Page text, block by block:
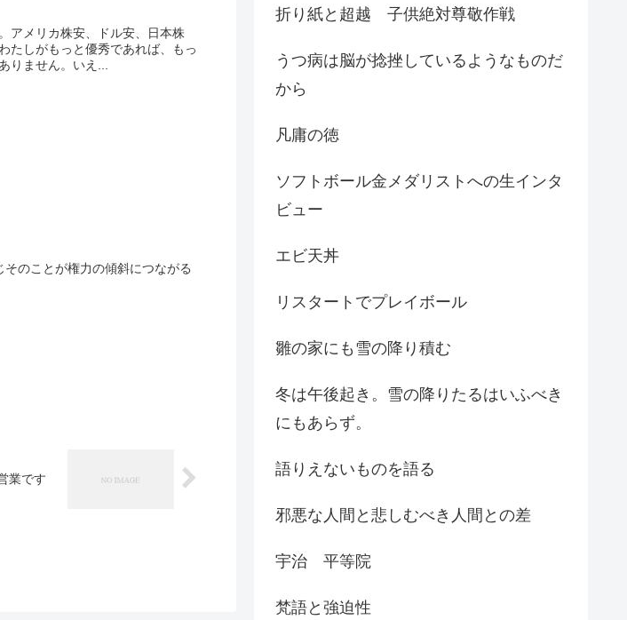
アメリカ株安、ドル安、日本株
たしがもっと優秀であれば、もっ
りません。いえ...
のことが権力の傾斜につながる
業です
折り紙と超越 子供絶対尊敬作戦
うつ病は脳が捻挫しているようなものだ
から
凡庸の徳
ソフトボール金メダリストへの生インタ
ビュー
エビ天丼
リスタートでプレイボール
雛の家にも雪の降り積む
冬は午後起き。雪の降りたるはいふべき
にもあらず。
語りえないものを語る
邪悪な人間と悲しむべき人間との差
宇治 平等院
梵語と強迫性